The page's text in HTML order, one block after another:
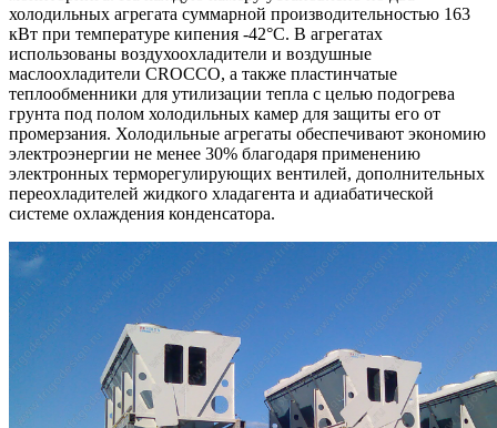
холодильных агрегата суммарной производительностью 163
кВт при температуре кипения -42°С. В агрегатах
использованы воздухоохладители и воздушные
маслоохладители СROCCO, а также пластинчатые
теплообменники для утилизации тепла с целью подогрева
грунта под полом холодильных камер для защиты его от
промерзания. Холодильные агрегаты обеспечивают экономию
электроэнергии не менее 30% благодаря применению
электронных терморегулирующих вентилей, дополнительных
переохладителей жидкого хладагента и адиабатической
системе охлаждения конденсатора.